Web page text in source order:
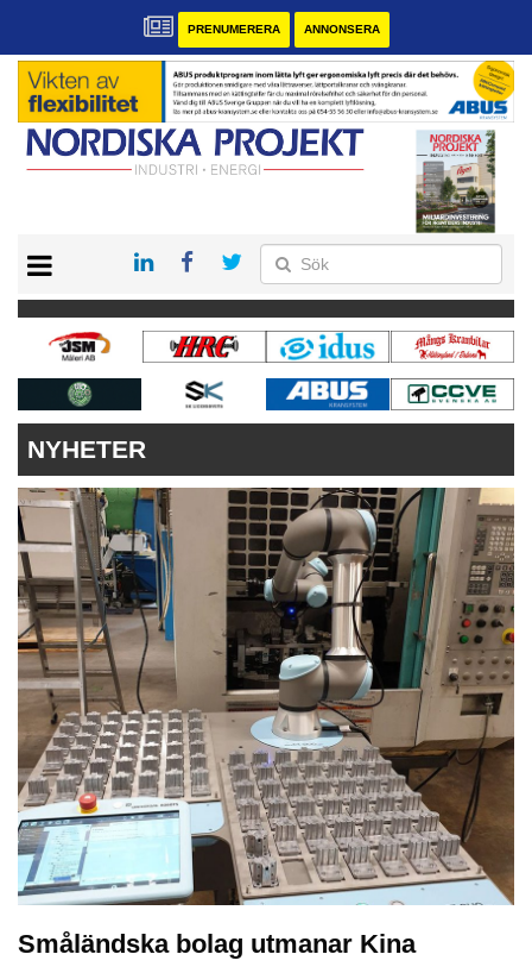
PRENUMERERA ANNONSERA
KONTAKT
VÅRA ANDRA MAGASIN
PRENUMERERA
ANNONSERA
NYHETER
Småländska bolag utmanar Kina